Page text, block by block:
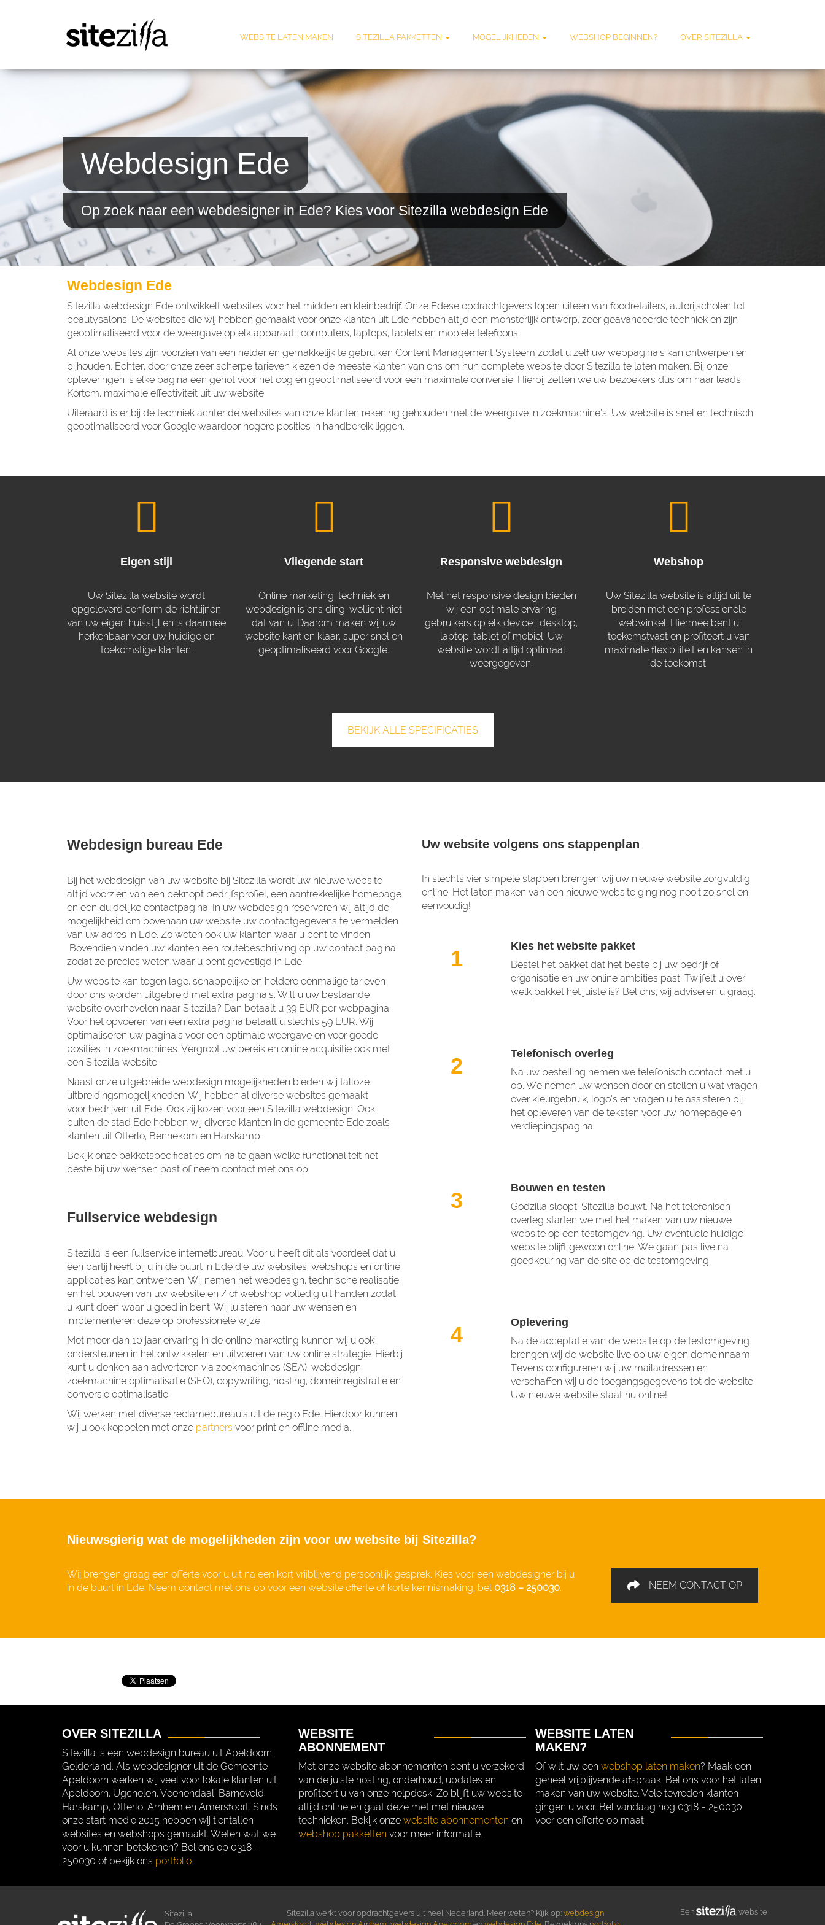
WEBSITE LATEN MAKEN SITEZILLA PAKKETTEN MOGELIJKHEDEN WEBSHOP BEGINNEN? OVER SITEZILLA
Webdesign Ede
Op zoek naar een webdesigner in Ede? Kies voor Sitezilla webdesign Ede
Webdesign Ede
Sitezilla webdesign Ede ontwikkelt websites voor het midden en kleinbedrijf. Onze Edese opdrachtgevers lopen uiteen van foodretailers, autorijscholen tot
beautysalons. De websites die wij hebben gemaakt voor onze klanten uit Ede hebben altijd een monsterlijk ontwerp, zeer geavanceerde techniek en zijn
geoptimaliseerd voor de weergave op elk apparaat : computers, laptops, tablets en mobiele telefoons.
Al onze websites zijn voorzien van een helder en gemakkelijk te gebruiken Content Management Systeem zodat u zelf uw webpagina’s kan ontwerpen en
bijhouden. Echter, door onze zeer scherpe tarieven kiezen de meeste klanten van ons om hun complete website door Sitezilla te laten maken. Bij onze
opleveringen is elke pagina een genot voor het oog en geoptimaliseerd voor een maximale conversie. Hierbij zetten we uw bezoekers dus om naar leads.
Kortom, maximale effectiviteit uit uw website.
Uiteraard is er bij de techniek achter de websites van onze klanten rekening gehouden met de weergave in zoekmachine’s. Uw website is snel en technisch
geoptimaliseerd voor Google waardoor hogere posities in handbereik liggen.
Eigen stijl
Uw Sitezilla website wordt
opgeleverd conform de richtlijnen
van uw eigen huisstijl en is daarmee
herkenbaar voor uw huidige en
toekomstige klanten.
Vliegende start
Online marketing, techniek en
webdesign is ons ding, wellicht niet
dat van u. Daarom maken wij uw
website kant en klaar, super snel en
geoptimaliseerd voor Google.
Responsive webdesign
Met het responsive design bieden
wij een optimale ervaring
gebruikers op elk device : desktop,
laptop, tablet of mobiel. Uw
website wordt altijd optimaal
weergegeven.
Webshop
Uw Sitezilla website is altijd uit te
breiden met een professionele
webwinkel. Hiermee bent u
toekomstvast en profiteert u van
maximale flexibiliteit en kansen in
de toekomst.
BEKIJK ALLE SPECIFICATIES
Webdesign bureau Ede
Bij het webdesign van uw website bij Sitezilla wordt uw nieuwe website
altijd voorzien van een beknopt bedrijfsprofiel, een aantrekkelijke homepage
en een duidelijke contactpagina. In uw webdesign reserveren wij altijd de
mogelijkheid om bovenaan uw website uw contactgegevens te vermelden
van uw adres in Ede. Zo weten ook uw klanten waar u bent te vinden.
Bovendien vinden uw klanten een routebeschrijving op uw contact pagina
zodat ze precies weten waar u bent gevestigd in Ede.
Uw website kan tegen lage, schappelijke en heldere eenmalige tarieven
door ons worden uitgebreid met extra pagina’s. Wilt u uw bestaande
website overhevelen naar Sitezilla? Dan betaalt u 39 EUR per webpagina.
Voor het opvoeren van een extra pagina betaalt u slechts 59 EUR. Wij
optimaliseren uw pagina’s voor een optimale weergave en voor goede
posities in zoekmachines. Vergroot uw bereik en online acquisitie ook met
een Sitezilla website.
Naast onze uitgebreide webdesign mogelijkheden bieden wij talloze
uitbreidingsmogelijkheden. Wij hebben al diverse websites gemaakt
voor bedrijven uit Ede. Ook zij kozen voor een Sitezilla webdesign. Ook
buiten de stad Ede hebben wij diverse klanten in de gemeente Ede zoals
klanten uit Otterlo, Bennekom en Harskamp.
Bekijk onze pakketspecificaties om na te gaan welke functionaliteit het
beste bij uw wensen past of neem contact met ons op.
Fullservice webdesign
Sitezilla is een fullservice internetbureau. Voor u heeft dit als voordeel dat u
een partij heeft bij u in de buurt in Ede die uw websites, webshops en online
applicaties kan ontwerpen. Wij nemen het webdesign, technische realisatie
en het bouwen van uw website en / of webshop volledig uit handen zodat
u kunt doen waar u goed in bent. Wij luisteren naar uw wensen en
implementeren deze op professionele wijze.
Met meer dan 10 jaar ervaring in de online marketing kunnen wij u ook
ondersteunen in het ontwikkelen en uitvoeren van uw online strategie. Hierbij
kunt u denken aan adverteren via zoekmachines (SEA), webdesign,
zoekmachine optimalisatie (SEO), copywriting, hosting, domeinregistratie en
conversie optimalisatie.
Wij werken met diverse reclamebureau’s uit de regio Ede. Hierdoor kunnen
wij u ook koppelen met onze partners voor print en offline media.
Uw website volgens ons stappenplan
In slechts vier simpele stappen brengen wij uw nieuwe website zorgvuldig
online. Het laten maken van een nieuwe website ging nog nooit zo snel en
eenvoudig!
1 Kies het website pakket
Bestel het pakket dat het beste bij uw bedrijf of
organisatie en uw online ambities past. Twijfelt u over
welk pakket het juiste is? Bel ons, wij adviseren u graag.
2 Telefonisch overleg
Na uw bestelling nemen we telefonisch contact met u
op. We nemen uw wensen door en stellen u wat vragen
over kleurgebruik, logo’s en vragen u te assisteren bij
het opleveren van de teksten voor uw homepage en
verdiepingspagina.
3 Bouwen en testen
Godzilla sloopt, Sitezilla bouwt. Na het telefonisch
overleg starten we met het maken van uw nieuwe
website op een testomgeving. Uw eventuele huidige
website blijft gewoon online. We gaan pas live na
goedkeuring van de site op de testomgeving.
4 Oplevering
Na de acceptatie van de website op de testomgeving
brengen wij de website live op uw eigen domeinnaam.
Tevens configureren wij uw mailadressen en
verschaffen wij u de toegangsgegevens tot de website.
Uw nieuwe website staat nu online!
Nieuwsgierig wat de mogelijkheden zijn voor uw website bij Sitezilla?
Wij brengen graag een offerte voor u uit na een kort vrijblijvend persoonlijk gesprek. Kies voor een webdesigner bij u
in de buurt in Ede. Neem contact met ons op voor een website offerte of korte kennismaking, bel 0318 – 250030. NEEM CONTACT OP
OVER SITEZILLA
Sitezilla is een webdesign bureau uit Apeldoorn,
Gelderland. Als webdesigner uit de Gemeente
Apeldoorn werken wij veel voor lokale klanten uit
Apeldoorn, Ugchelen, Veenendaal, Barneveld,
Harskamp, Otterlo, Arnhem en Amersfoort. Sinds
onze start medio 2015 hebben wij tientallen
websites en webshops gemaakt. Weten wat we
voor u kunnen betekenen? Bel ons op 0318 -
250030 of bekijk ons portfolio.
WEBSITE
ABONNEMENT
Met onze website abonnementen bent u verzekerd
van de juiste hosting, onderhoud, updates en
profiteert u van onze helpdesk. Zo blijft uw website
altijd online en gaat deze met met nieuwe
technieken. Bekijk onzewebsite abonnementen en
webshop pakketten voor meer informatie.
WEBSITE LATEN
MAKEN?
Of wilt uw een webshop laten maken? Maak een
geheel vrijblijvende afspraak. Bel ons voor het laten
maken van uw website. Vele tevreden klanten
gingen u voor. Bel vandaag nog 0318 - 250030
voor een offerte op maat.
Sitezilla
Sitezilla werkt voor opdrachtgevers uit heel Nederland. Meer weten? Kijk op: webdesign
Een website